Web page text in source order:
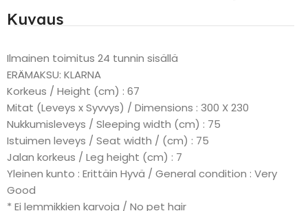
Kuvaus
Ilmainen toimitus 24 tunnin sisällä
ERÄMAKSU: KLARNA
Korkeus / Height (cm) : 67
Mitat (Leveys x Syvvys) / Dimensions : 300 X 230
Nukkumisleveys / Sleeping width (cm) : 75
Istuimen leveys / Seat width / (cm) : 75
Jalan korkeus / Leg height (cm) : 7
Yleinen kunto : Erittäin Hyvä / General condition : Very
Good
* Ei lemmikkien karvoja / No pet hair